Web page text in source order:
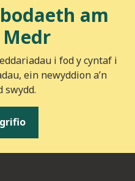
am
i fod y cyntaf i
ein newyddion a’n
swydd.